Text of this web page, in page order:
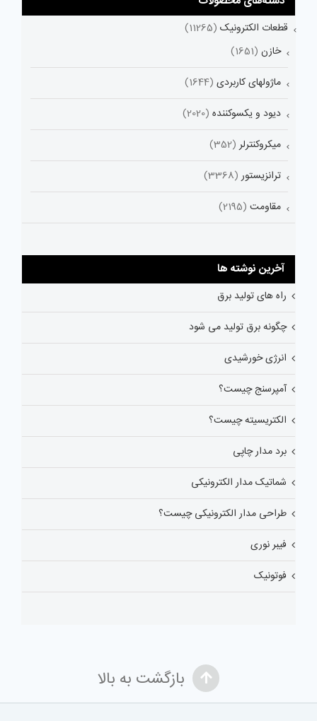
قطعات الکترونیک (11265)
خازن (1651)
ماژولهای کاربردی (1644)
دیود و یکسوکننده (2020)
میکروکنترلر (352)
ترانزیستور (3368)
مقاومت (2195)
آخرین نوشته ها
راه های تولید برق
چگونه برق تولید می شود
انرژی خورشیدی
آمپرسنج چیست؟
الکتریسیته چیست؟
برد مدار چاپی
شماتیک مدار الکترونیکی
طراحی مدار الکترونیکی چیست؟
فیبر نوری
فوتونیک
بازگشت به بالا